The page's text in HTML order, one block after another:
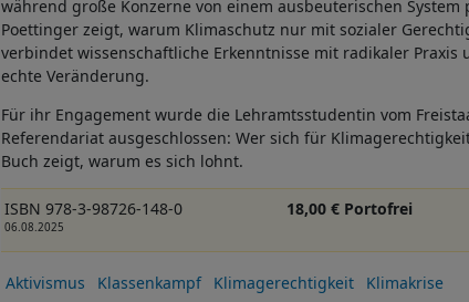
während große Konzerne von einem ausbeuterischen System
Poettinger zeigt, warum Klimaschutz nur mit sozialer
verbindet wissenschaftliche Erkenntnisse mit radikaler Praxis
echte Veränderung.
Für ihr Engagement wurde die Lehramtsstudentin vom
Referendariat ausgeschlossen: Wer sich für
Buch zeigt, warum es sich lohnt.
ISBN 978-3-98726-148-0
06.08.2025
18,00 € Portofrei
Aktivismus Klassenkampf Klimagerechtigkeit
Klimakrise